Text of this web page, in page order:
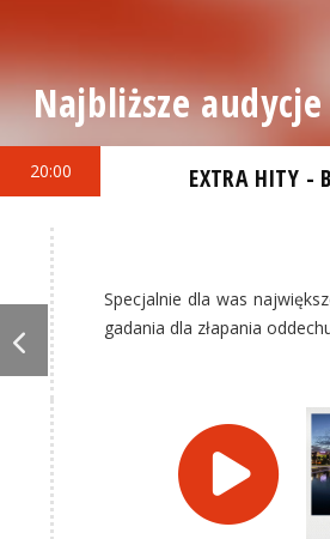
Najbliższe
20:00 EXTRA HITY -
Specjalnie dla was
gadania dla złapania